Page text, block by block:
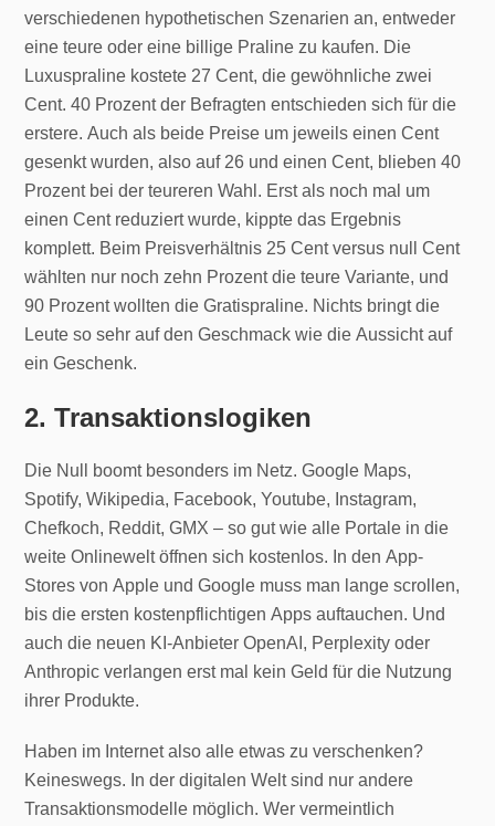
verschiedenen hypothetischen Szenarien an, entweder
eine teure oder eine billige Praline zu kaufen. Die
Luxuspraline kostete 27 Cent, die gewöhnliche zwei
Cent. 40 Prozent der Befragten entschieden sich für die
erstere. Auch als beide Preise um jeweils einen Cent
gesenkt wurden, also auf 26 und einen Cent, blieben 40
Prozent bei der teureren Wahl. Erst als noch mal um
einen Cent reduziert wurde, kippte das Ergebnis
komplett. Beim Preisverhältnis 25 Cent versus null Cent
wählten nur noch zehn Prozent die teure Variante, und
90 Prozent wollten die Gratispraline. Nichts bringt die
Leute so sehr auf den Geschmack wie die Aussicht auf
ein Geschenk.
2. Transaktionslogiken
Die Null boomt besonders im Netz. Google Maps,
Spotify, Wikipedia, Facebook, Youtube, Instagram,
Chefkoch, Reddit, GMX – so gut wie alle Portale in die
weite Onlinewelt öffnen sich kostenlos. In den App-
Stores von Apple und Google muss man lange scrollen,
bis die ersten kostenpflichtigen Apps auftauchen. Und
auch die neuen KI-Anbieter OpenAI, Perplexity oder
Anthropic verlangen erst mal kein Geld für die Nutzung
ihrer Produkte.
Haben im Internet also alle etwas zu verschenken?
Keineswegs. In der digitalen Welt sind nur andere
Transaktionsmodelle möglich. Wer vermeintlich